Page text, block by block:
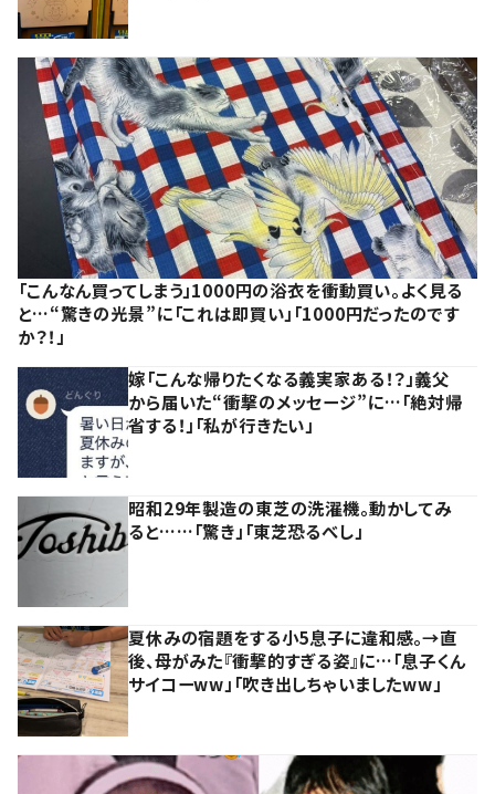
「こんなん買ってしまう」1000円の浴衣を衝動買い。よく見る
と…“驚きの光景”に「これは即買い」「1000円だったのです
か？！」
嫁「こんな帰りたくなる義実家ある！？」義父
から届いた“衝撃のメッセージ”に…「絶対帰
省する！」「私が行きたい」
昭和29年製造の東芝の洗濯機。動かしてみ
ると……「驚き」「東芝恐るべし」
夏休みの宿題をする小5息子に違和感。→直
後、母がみた『衝撃的すぎる姿』に…「息子くん
サイコーww」「吹き出しちゃいましたww」